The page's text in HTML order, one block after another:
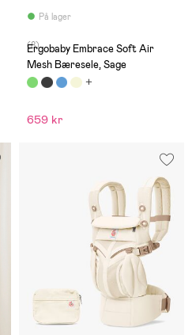
På lager
(8)
Ergobaby Embrace Soft Air
Mesh Bæresele, Sage
659 kr